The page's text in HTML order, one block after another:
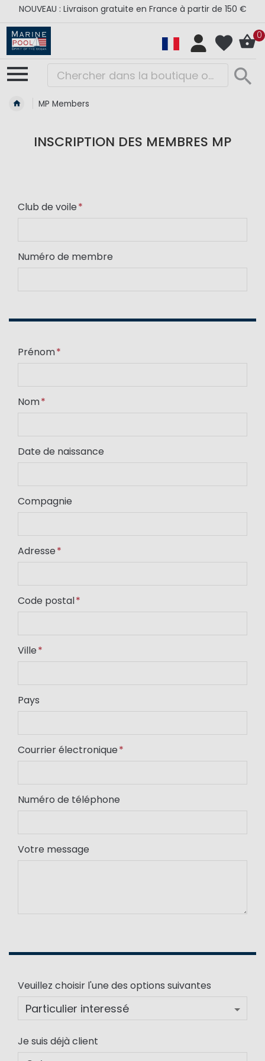
NOUVEAU : Livraison gratuite en France à partir de 150 €
0
MP Members
INSCRIPTION DES MEMBRES MP
Club de voile
Numéro de membre
Prénom
Nom
Date de naissance
Compagnie
Adresse
Code postal
Ville
Pays
Courrier électronique
Numéro de téléphone
Votre message
Veuillez choisir l'une des options suivantes
Je suis déjà client